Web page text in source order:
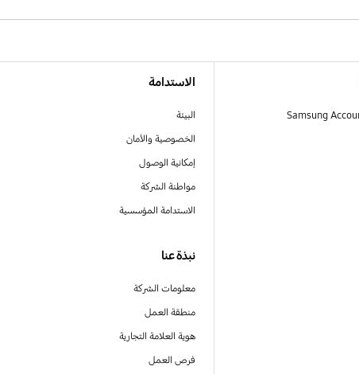
الاستدامة
البيئة
الخصوصية والأمان
إمكانية الوصول
مواطنة الشركة
الاستدامة المؤسسية
نبذة عنا
معلومات الشركة
منطقة العمل
هوية العلامة التجارية
فرص العمل